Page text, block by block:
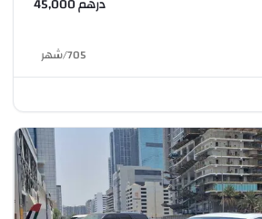
درهم 45,000
705
/شهر